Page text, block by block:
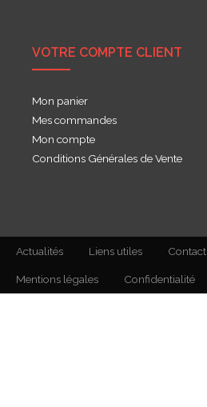
VOTRE COMPTE CLIENT
Mon panier
Mes commandes
Mon compte
Conditions Générales de Vente
Actualités Liens utiles Contact
Mentions légales Confidentialité